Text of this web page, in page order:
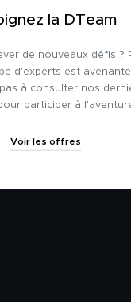
la DTeam
de nouveaux défis ?
d'experts est
à consulter nos
participer à
Voir les offres